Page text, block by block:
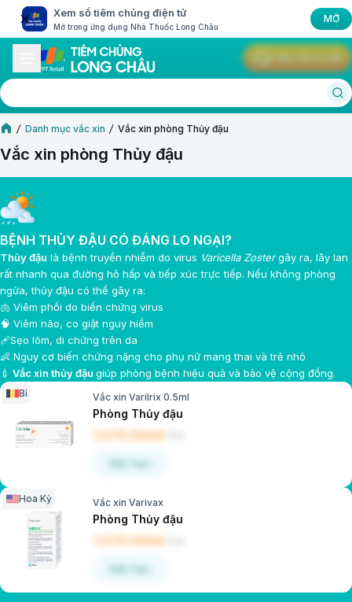
Xem sổ tiêm chủng điện tử
Mở trong ứng dụng Nhà Thuốc Long Châu
MỞ
Danh mục vắc xin Vắc xin phòng Thủy đậu
Vắc xin phòng Thủy đậu
BỆNH THỦY ĐẬU CÓ ĐÁNG LO NGẠI?
Thủy đậu là bệnh truyền nhiễm do virus Varicella Zostergây ra, lây lan
rất nhanh qua đường hô hấp và tiếp xúc trực tiếp. Nếu không phòng
ngừa, thủy đậu có thể gây ra:
🫁 Viêm phổi do biến chứng virus
🧠 Viêm não, co giật nguy hiểm
🩹Sẹo lõm, di chứng trên da
👶 Nguy cơ biến chứng nặng cho phụ nữ mang thai và trẻ nhỏ
💉 Vắc xin thủy đậu giúp phòng bệnh hiệu quả và bảo vệ cộng đồng.
Bỉ Vắc xin Varilrix 0.5ml
Phòng Thủy đậu
1.070.000đ
Đặt hẹn
Hoa Kỳ Vắc xin Varivax
Phòng Thủy đậu
1.070.000đ
Đặt hẹn